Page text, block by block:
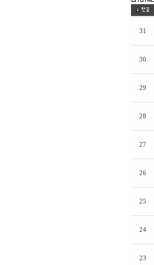
31
30
29
28
27
26
25
24
23